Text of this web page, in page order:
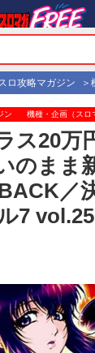
ロ攻略マガジン
ン 機種・企画（スロ
ス20万
まま
／
7 vol.25